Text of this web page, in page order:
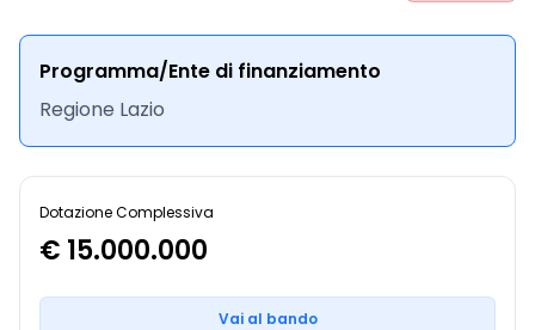
Programma/Ente di finanziamento
Regione Lazio
Dotazione Complessiva
€ 15.000.000
Vai al bando